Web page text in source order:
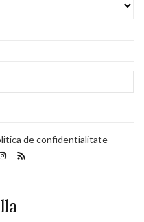
de confidentialitate